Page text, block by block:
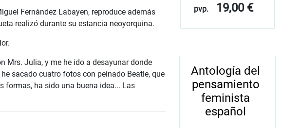
Fernández Labayen, reproduce además
realizó durante su estancia neoyorquina.
Mrs. Julia, y me he ido a desayunar donde
sacado cuatro fotos con peinado Beatle, que
formas, ha sido una buena idea... Las
pvp. 19,00 €
Antología del
pensamiento
feminista
español